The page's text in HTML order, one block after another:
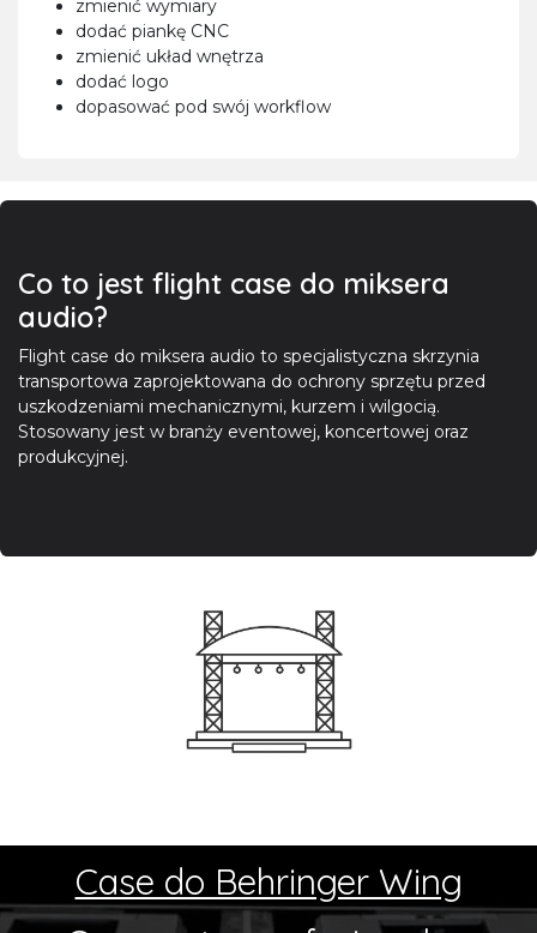
zmienić wymiary
dodać piankę CNC
zmienić układ wnętrza
dodać logo
dopasować pod swój workflow
Co to jest flight case do miksera
audio?
Flight case do miksera audio to specjalistyczna skrzynia
transportowa zaprojektowana do ochrony sprzętu przed
uszkodzeniami mechanicznymi, kurzem i wilgocią.
Stosowany jest w branży eventowej, koncertowej oraz
produkcyjnej.
Case do Behringer Wing